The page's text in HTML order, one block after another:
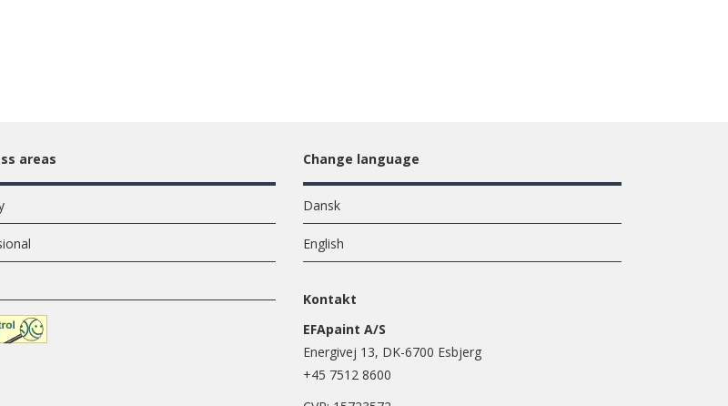
areas Change language
Dansk
English
Kontakt
EFApaint A/S
Energivej 13, DK-6700 Esbjerg
+45 7512 8600